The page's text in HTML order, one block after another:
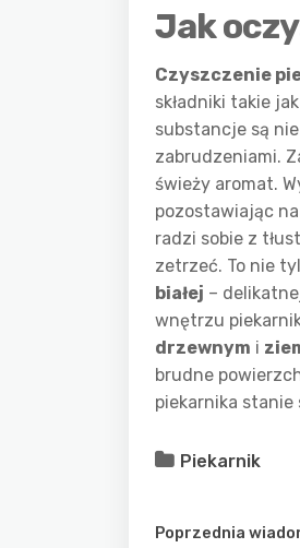
Jak
Czyszczenie
składniki takie jak
substancje są
zabrudzeniami.
świeży aromat.
pozostawiając
radzi sobie z
zetrzeć. To nie
białej –
wnętrzu
drzewnym i
brudne
piekarnika stanie
Piekarnik
Poprzednia